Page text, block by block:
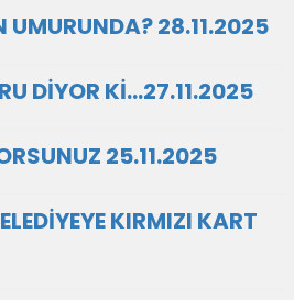
UMURUNDA? 28.11.2025
DİYOR Kİ…27.11.2025
25.11.2025
KIRMIZI KART